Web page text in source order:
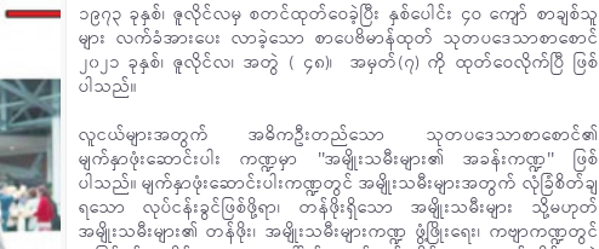
၁၉၇၃ ခုနှစ်၊ ဇူလိုင်လမှ စတင်ထုတ်ဝေခဲ့ပြီး နှစ်ပေါင်း ၄ဝ ကျော် စာချစ်သူ
များ လက်ခံအားပေး လာခဲ့သော စာပေဗိမာန်ထုတ် သုတပဒေသာစာစောင်
၂၀၂၁ ခုနှစ်၊ ဇူလိုင်လ၊ အတွဲ ( ၄၈)၊ အမှတ်(၇) ကို ထုတ်ဝေလိုက်ပြီ ဖြစ်
ပါသည်။
လူငယ်များအတွက် အဓိကဦးတည်သော သုတပဒေသာစာစောင်၏
မျက်နှာဖုံးဆောင်းပါး ကဏ္ဍမှာ ''အမျိုးသမီးများ၏ အခန်းကဏ္ဍ'' ဖြစ်
ပါသည်။ မျက်နှာဖုံးဆောင်းပါးကဏ္ဍတွင် အမျိုးသမီးများအတွက် လုံခြံစိတ်ချ
ရသော လုပ်ငန်းခွင်ဖြစ်ဖို့ရာ၊ တန်ဖိုးရှိသော အမျိုးသမီးများ သို့မဟုတ်
အမျိုးသမီးများ၏ တန်ဖိုး၊ အမျိုးသမီးများကဏ္ဍ ဖွံ့ဖြိုးရေး၊ ကဗျာကဏ္ဍတွင်